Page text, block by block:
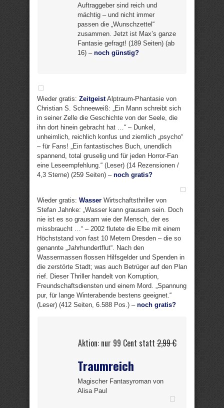
Auftraggeber sind reich und
mächtig – und nicht immer
passen die „Wunschzettel“
zusammen. Jetzt ist Max’s ganze
Fantasie gefragt! (189 Seiten) (ab
16) – noch günstig?
Wieder gratis: ZeitgeistAlptraum-Phantasie von
Christian S. Schneeweiß: „Ein Mann schreibt sich
in seiner Zelle die Geschichte von der Seele, die
ihn dort hinein gebracht hat …“ – Dunkel,
unheimlich, reichlich konfus und ziemlich „psycho“
– für Fans! „Ein fantastisches Buch, unendlich
spannend, total gruselig und für jeden Horror-Fan
eine Leseempfehlung.“ (Leser) (14 Rezensionen /
4,3 Sterne) (259 Seiten) – noch gratis?
Wieder gratis: Wasser Wirtschaftsthriller von
Stefan Jahnke: „Wasser kann grausam sein. Doch
nie ist es so grausam wie der Mensch, der es
missbraucht …“ – 2002 flutete die Elbe mit einem
Höchststand von fast 10 Metern Dresden – die so
genannte „Jahrhundertflut“. Nach den
Wassermassen flossen Hilfsgelder und Spenden in
die zerstörte Stadt; was auch Betrüger auf den Plan
rief. Dieser Thriller handelt von Korruption,
Freundschaftsdiensten und einem Mord. „Spannung
pur, für lange Winterabende bestens geeignet.“
(Leser) (412 Seiten, 6.588 Pos.) – noch gratis?
Aktion: nur 99 Cent statt2,99 €
Traumreich
Magischer Fantasyroman von
Alisa Paul